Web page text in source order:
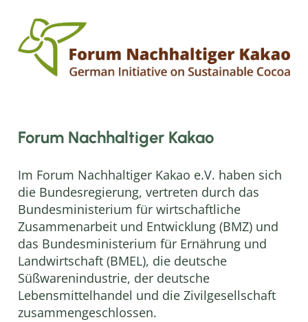
Forum Nachhaltiger Kakao
Im Forum Nachhaltiger Kakao e.V. haben sich
die Bundesregierung, vertreten durch das
Bundesministerium für wirtschaftliche
Zusammenarbeit und Entwicklung (BMZ) und
das Bundesministerium für Ernährung und
Landwirtschaft (BMEL), die deutsche
Süßwarenindustrie, der deutsche
Lebensmittelhandel und die Zivilgesellschaft
zusammengeschlossen.